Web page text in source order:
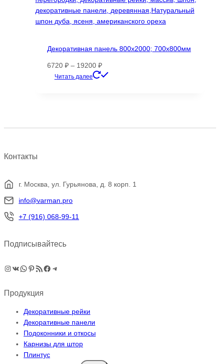
Декоративная панель 800х2000; 700х800мм
6720 ₽ – 19200 ₽Диапазон
цен:
Читать далее
Опции
товара.
Контакты
г. Москва, ул. Гурьянова, д. 8 корп. 1
info@varman.pro
+7 (916) 068-99-11
Подписывайтесь
Instagram
ВКонтакте
WhatsApp
Pinterest
RSS-рассылка
Facebook
Telegram
Продукция
Декоративные рейки
Декоративные панели
Подоконники и откосы
Карнизы для штор
Плинтус